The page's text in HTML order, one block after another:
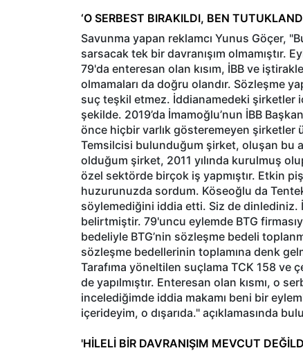
‘O SERBEST BIRAKILDI, BEN
Savunma yapan reklamcı Yunus Göçer,
sarsacak tek bir davranışım olmamıştır.
79'da enteresan olan kısım, İBB ve
olmamaları da doğru olandır. Sözleşme
suç teşkil etmez. İddianamedeki şirketler
şekilde. 2019’da İmamoğlu’nun İBB
önce hiçbir varlık gösteremeyen şirketler
Temsilcisi bulunduğum şirket, oluşan bu
olduğum şirket, 2011 yılında kurulmuş
özel sektörde birçok iş yapmıştır. Etkin
huzurunuzda sordum. Köseoğlu da
söylemediğini iddia etti. Siz de dinlediniz.
belirtmiştir. 79'uncu eylemde BTG
bedeliyle BTG’nin sözleşme bedeli
sözleşme bedellerinin toplamına denk
Tarafıma yöneltilen suçlama TCK 158 ve
de yapılmıştır. Enteresan olan kısmı, o
incelediğimde iddia makamı beni bir
içerideyim, o dışarıda." açıklamasında
'HİLELİ BİR DAVRANIŞIM MEVCUT